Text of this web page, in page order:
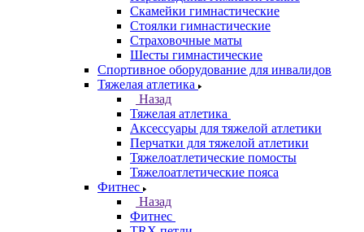
Скамейки гимнастические
Стоялки гимнастические
Страховочные маты
Шесты гимнастические
Спортивное оборудование для инвалидов
Тяжелая атлетика
Назад
Тяжелая атлетика
Аксессуары для тяжелой атлетики
Перчатки для тяжелой атлетики
Тяжелоатлетические помосты
Тяжелоатлетические пояса
Фитнес
Назад
Фитнес